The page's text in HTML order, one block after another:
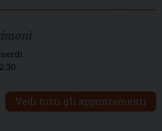
Vedi tutti gli appuntamenti